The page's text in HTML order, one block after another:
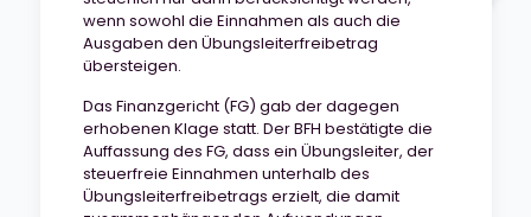
wenn sowohl die Einnahmen als auch die
Ausgaben den Übungsleiterfreibetrag
übersteigen.
Das Finanzgericht (FG) gab der dagegen
erhobenen Klage statt. Der BFH bestätigte die
Auffassung des FG, dass ein Übungsleiter, der
steuerfreie Einnahmen unterhalb des
Übungsleiterfreibetrags erzielt, die damit